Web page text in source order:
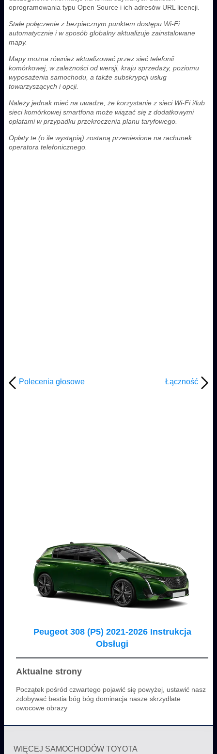
oprogramowania typu Open Source i ich adresów URL licencji.
Stałe połączenie z bezpiecznym punktem dostępu Wi-Fi
automatycznie i w sposób globalny aktualizuje zainstalowane
mapy.
Mapy można również aktualizować przez sieć telefonii
komórkowej, w zależności od wersji, kraju sprzedaży, poziomu
wyposażenia samochodu, a także subskrypcji usług
towarzyszących i opcji.
Należy jednak mieć na uwadze, że korzystanie z sieci Wi-Fi i/lub
sieci komórkowej smartfona może wiązać się z dodatkowymi
opłatami w przypadku przekroczenia planu taryfowego.
Opłaty te (o ile wystąpią) zostaną przeniesione na rachunek
operatora telefonicznego.
Polecenia głosowe Łączność
Peugeot 308 (P5) 2021-2026 Instrukcja
Obsługi
Aktualne strony
Początek pośród czwartego pojawić się powyżej, ustawić nasz
zdobywać bestia bóg bóg dominacja nasze skrzydlate
owocowe obrazy
WIĘCEJ SAMOCHODÓW TOYOTA